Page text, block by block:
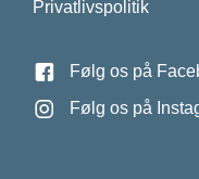
Privatlivspolitik
Følg os på
Følg os på